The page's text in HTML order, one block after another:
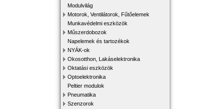
Modulvilág
Motorok, Ventilátorok, Fűtőelemek
Munkavédelmi eszközök
Műszerdobozok
Napelemek és tartozékok
NYÁK-ok
Okosotthon, Lakáselektronika
Oktatási eszközök
Optoelektronika
Peltier modulok
Pneumatika
Szenzorok